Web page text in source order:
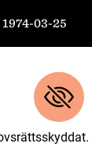
1974-03-25